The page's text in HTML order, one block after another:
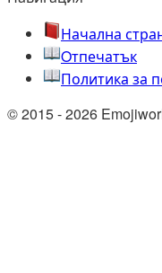
Начална
Oтпечатък
Политика за
© 2015 - 2026